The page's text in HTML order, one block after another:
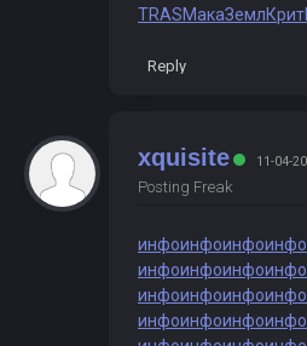
TRASМакаЗемлКрит
Reply
xquisite 11-04-
Posting Freak
инфоинфоинфоинфо
инфоинфоинфоинфо
инфоинфоинфоинфо
инфоинфоинфоинфо